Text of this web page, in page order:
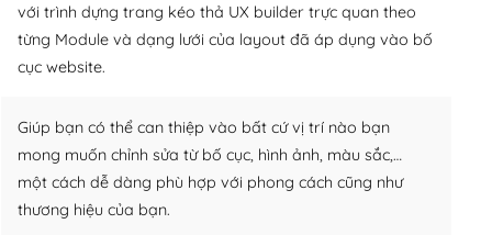
với trình dựng trang kéo thả UX builder trực quan theo
từng Module và dạng lưới của layout đã áp dụng vào bố
cục website.
Giúp bạn có thể can thiệp vào bất cứ vị trí nào bạn
mong muốn chỉnh sửa từ bố cục, hình ảnh, màu sắc,…
một cách dễ dàng phù hợp với phong cách cũng như
thương hiệu của bạn.